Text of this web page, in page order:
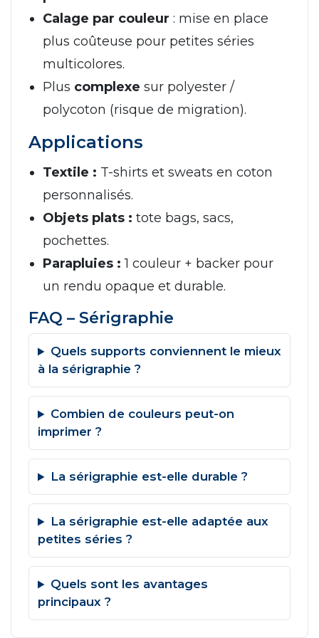
Calage par couleur : mise en place
plus coûteuse pour petites séries
multicolores.
Plus complexe sur polyester /
polycoton (risque de migration).
Applications
Textile : T-shirts et sweats en coton
personnalisés.
Objets plats : tote bags, sacs,
pochettes.
Parapluies : 1 couleur + backer pour
un rendu opaque et durable.
FAQ – Sérigraphie
Quels supports conviennent le mieux
à la sérigraphie ?
Combien de couleurs peut-on
imprimer ?
La sérigraphie est-elle durable ?
La sérigraphie est-elle adaptée aux
petites séries ?
Quels sont les avantages
principaux ?